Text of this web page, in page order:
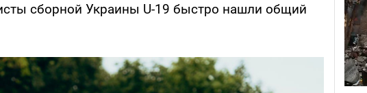
сборной Украины U-19 быстро нашли общий